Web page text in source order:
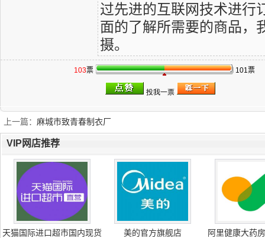
过先进的互联网技术进行
面的了解所需要的商品，
摄。
103票 101票
上一篇： 麻城市致青春制衣厂
VIP网店推荐
天猫国际进口超市国内现货
美的官方旗舰店 阿里健康大药